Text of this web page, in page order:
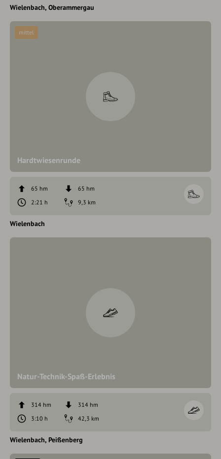
Wielenbach Oberammergau
Hardtwiesenrunde
mittel
65 hm
65 hm
2:21 h
9,3 km
Wielenbach
Natur-Technik-Spaß-Erlebnis
314 hm
314 hm
3:10 h
42,3 km
Wielenbach Peißenberg